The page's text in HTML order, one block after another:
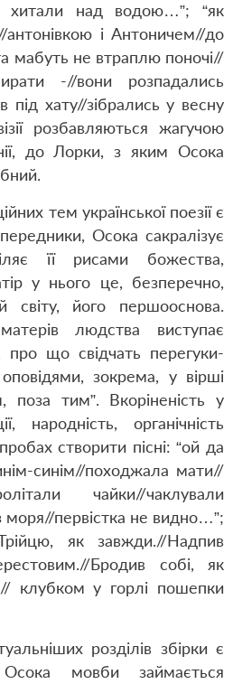
хитали над водою…”; “як
антонівкою і Антоничем//до
мабуть не втраплю поночі//
-//вони розпадались
під хату//зібрались у весну
розбавляються жагучою
до Лорки, з яким Осока
тем української поезії є
Осока сакралізує
її рисами божества,
у нього це, безперечно,
світу, його першооснова.
людства виступає
про що свідчать перегуки-
зокрема, у вірші
тим”. Вкоріненість у
народність, органічність
створити пісні: “ой да
синім//походжала мати//
чайки//чаклували
первістка не видно…”;
як завжди.//Надпив
Бродив собі, як
клубком у горлі пошепки
розділів збірки є
мовби займається